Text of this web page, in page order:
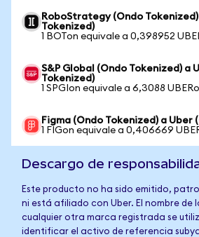
RoboStrategy (Ondo
Tokenized)
1 BOTon equivale a 0,398952
S&P Global (Ondo Tokenized) a
Tokenized)
1 SPGIon equivale a 6,3088
Figma (Ondo Tokenized) a Uber
1 FIGon equivale a 0,406669
Descargo de
Este producto no ha sido emitido,
ni está afiliado con Uber. El nombre de
cualquier otra marca registrada se
identificar el activo de referencia